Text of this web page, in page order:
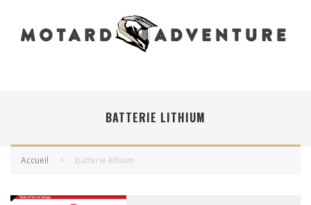
BATTERIE LITHIUM
Accueil batterie lithium